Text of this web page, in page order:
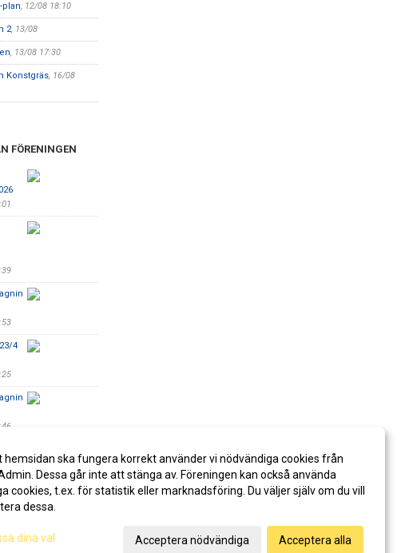
plan, 12/08 18:10
2, 13/08
, 13/08 17:30
Konstgräs, 16/08
FÖRENINGEN
4
hemsidan ska fungera korrekt använder vi nödvändiga cookies från
Dessa går inte att stänga av. Föreningen kan också använda
cookies, t.ex. för statistik eller marknadsföring. Du väljer själv om du vill
dessa.
dina val Acceptera nödvändiga Acceptera alla